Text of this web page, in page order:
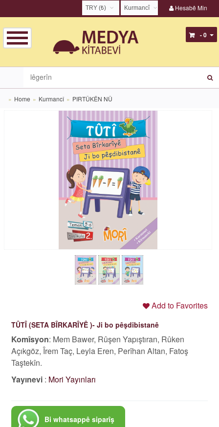
Hesabê Min
Kurmancî
Türkçe
Zazakî
TRY (₺)
EUR (€)
TRY (₺)
GBP (£)
- 0
Home Kurmancî PIRTÛKÊN NÛ
Add to Favorites
TÛTÎ (SETA BÎRKARÎYÊ )- Ji bo pêşdibistanê
Komîsyon: Mem Bawer, Rûşen Yapıştıran, Rûken
Açıkgöz, Îrem Taç, Leyla Eren, Perîhan Altan, Fatoş
Taştekîn.
Yayınevi : Mori Yayınları
Bi whatsappê siparîş